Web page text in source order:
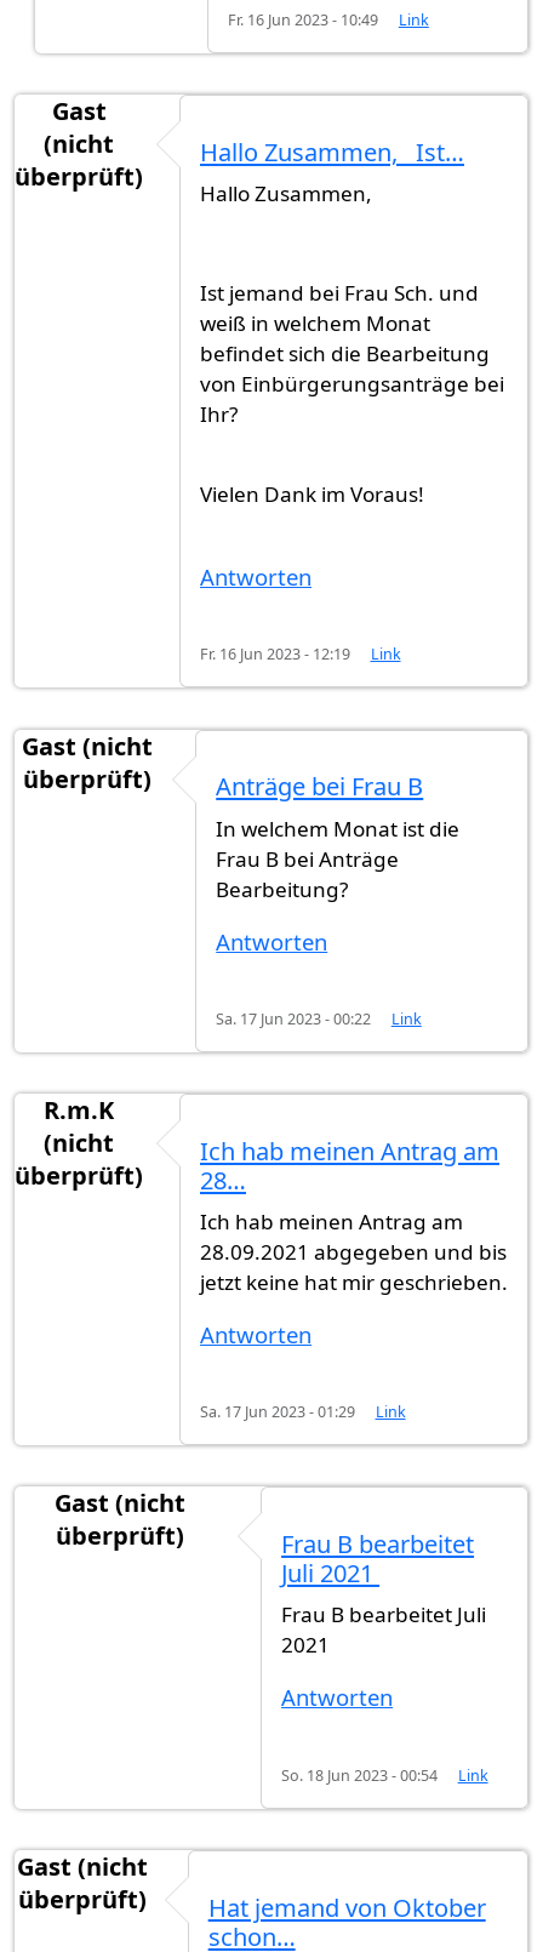
Fr. 16 Jun 2023 - 10:49 Link
Gast
(nicht
überprüft)
Hallo Zusammen, Ist…
Hallo Zusammen,
Ist jemand bei Frau Sch. und
weiß in welchem Monat
befindet sich die Bearbeitung
von Einbürgerungsanträge bei
Ihr?
Vielen Dank im Voraus!
Antworten
Fr. 16 Jun 2023 - 12:19 Link
Gast (nicht
überprüft)
Anträge bei Frau B
In welchem Monat ist die
Frau B bei Anträge
Bearbeitung?
Antworten
Sa. 17 Jun 2023 - 00:22 Link
R.m.K
(nicht
überprüft)
Ich hab meinen Antrag am
28…
Ich hab meinen Antrag am
28.09.2021 abgegeben und bis
jetzt keine hat mir geschrieben.
Antworten
Sa. 17 Jun 2023 - 01:29 Link
Gast (nicht
überprüft)
Frau B bearbeitet
Juli 2021
Frau B bearbeitet Juli
2021
Antworten
So. 18 Jun 2023 - 00:54 Link
Gast (nicht
überprüft)
Hat jemand von Oktober
schon…